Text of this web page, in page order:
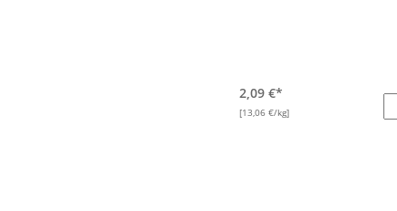
2,09 €*
[13,06 €/kg]